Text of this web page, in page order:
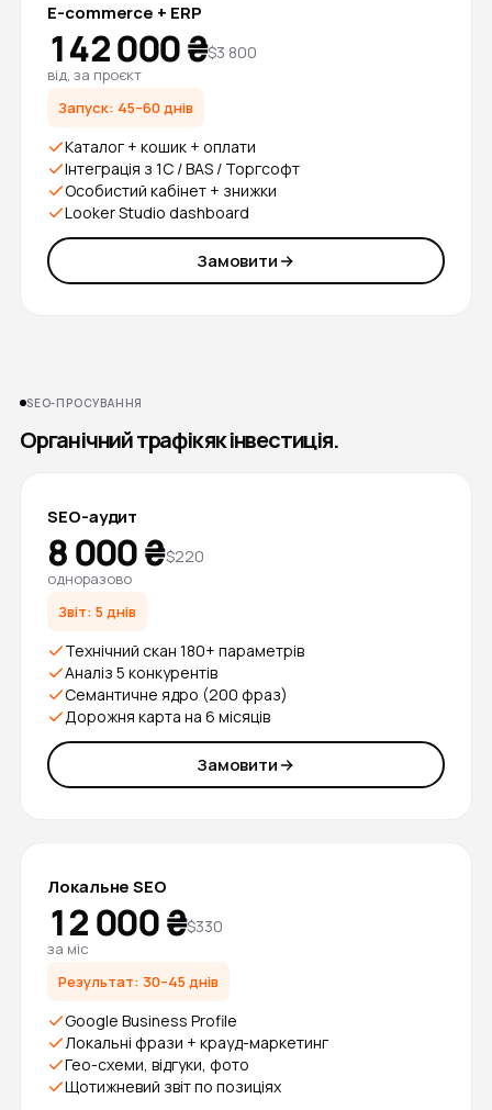
E-commerce + ERP
142 000 ₴$3 800
від, за проєкт
Запуск: 45–60 днів
Каталог + кошик + оплати
Інтеграція з 1С / BAS / Торгсофт
Особистий кабінет + знижки
Looker Studio dashboard
Замовити
SEO-ПРОСУВАННЯ
Органічний трафік як інвестиція.
SEO-аудит
8 000 ₴$220
одноразово
Звіт: 5 днів
Технічний скан 180+ параметрів
Аналіз 5 конкурентів
Семантичне ядро (200 фраз)
Дорожня карта на 6 місяців
Замовити
Локальне SEO
12 000 ₴$330
за міс
Результат: 30–45 днів
Google Business Profile
Локальні фрази + крауд-маркетинг
Гео-схеми, відгуки, фото
Щотижневий звіт по позиціях